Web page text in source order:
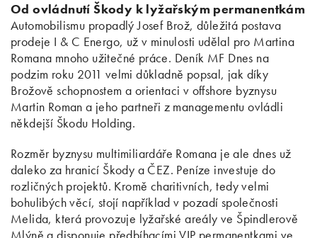
Od ovládnutí Škody k lyžařským permanentkám
Automobilismu propadlý Josef Brož, důležitá postava
prodeje I & C Energo, už v minulosti udělal pro Martina
Romana mnoho užitečné práce. Deník MF Dnes na
podzim roku 2011 velmi důkladně popsal, jak díky
Brožově schopnostem a orientaci v offshore byznysu
Martin Roman a jeho partneři z managementu ovládli
někdejší Škodu Holding.
Rozměr byznysu multimiliardáře Romana je ale dnes už
daleko za hranicí Škody a ČEZ. Peníze investuje do
rozličných projektů. Kromě charitivních, tedy velmi
bohulibých věcí, stojí například v pozadí společnosti
Melida, která provozuje lyžařské areály ve Špindlerově